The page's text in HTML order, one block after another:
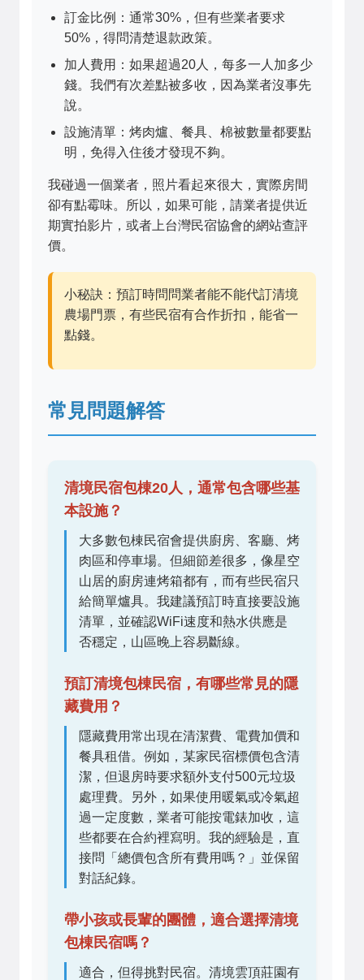
訂金比例：通常30%，但有些業者要求
50%，得問清楚退款政策。
加人費用：如果超過20人，每多一人加多少
錢。我們有次差點被多收，因為業者沒事先
說。
設施清單：烤肉爐、餐具、棉被數量都要點
明，免得入住後才發現不夠。
我碰過一個業者，照片看起來很大，實際房間
卻有點霉味。所以，如果可能，請業者提供近
期實拍影片，或者上台灣民宿協會的網站查評
價。
小秘訣：預訂時問問業者能不能代訂清境
農場門票，有些民宿有合作折扣，能省一
點錢。
常見問題解答
清境民宿包棟20人，通常包含哪些基
本設施？
大多數包棟民宿會提供廚房、客廳、烤
肉區和停車場。但細節差很多，像星空
山居的廚房連烤箱都有，而有些民宿只
給簡單爐具。我建議預訂時直接要設施
清單，並確認WiFi速度和熱水供應是
否穩定，山區晚上容易斷線。
預訂清境包棟民宿，有哪些常見的隱
藏費用？
隱藏費用常出現在清潔費、電費加價和
餐具租借。例如，某家民宿標價包含清
潔，但退房時要求額外支付500元垃圾
處理費。另外，如果使用暖氣或冷氣超
過一定度數，業者可能按電錶加收，這
些都要在合約裡寫明。我的經驗是，直
接問「總價包含所有費用嗎？」並保留
對話紀錄。
帶小孩或長輩的團體，適合選擇清境
包棟民宿嗎？
適合，但得挑對民宿。清境雲頂莊園有